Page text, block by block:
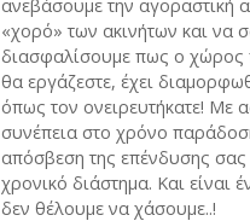
ανεβάσουμε την αγοραστική
«χορό» των ακινήτων και να
διασφαλίσουμε πως ο χώρος
θα εργάζεστε, έχει
όπως τον ονειρευτήκατε! Με
συνέπεια στο χρόνο
απόσβεση της επένδυσης
χρονικό διάστημα. Και είναι
δεν θέλουμε να χάσουμε..!